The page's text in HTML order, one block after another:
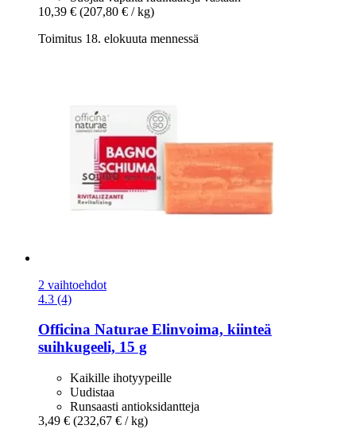
10,39 € (207,80 € / kg)
Toimitus 18. elokuuta mennessä
2 vaihtoehdot
4.3 (4)
Officina Naturae Elinvoima, kiinteä
suihkugeeli, 15 g
Kaikille ihotyypeille
Uudistaa
Runsaasti antioksidantteja
3,49 € (232,67 € / kg)